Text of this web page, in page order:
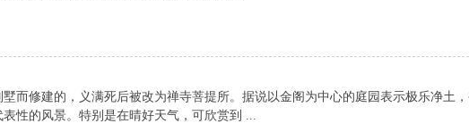
而修建的，义满死后被改为禅寺菩提所。据说以金阁为中心的庭园表示极乐净土
性的风景。特别是在晴好天气，可欣赏到 ...